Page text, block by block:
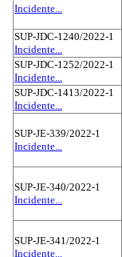
Incidente...
SUP-JDC-1240/2022-1
Incidente...
SUP-JDC-1252/2022-1
Incidente...
SUP-JDC-1413/2022-1
Incidente...
SUP-JE-339/2022-1
Incidente...
SUP-JE-340/2022-1
Incidente...
SUP-JE-341/2022-1
Incidente...